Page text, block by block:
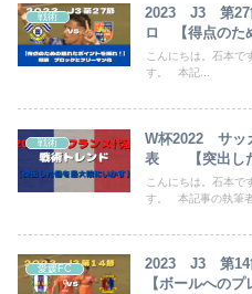
戦術
2023 J3 第27
ロ 【得点のた
こんにちは。石本で
す。 本記...
戦術
W杯2022 サ
表 【突出した
こんにちは。石本で
す。 本記事の執筆者
愛媛FC
2023 J3 第
【ボールへの